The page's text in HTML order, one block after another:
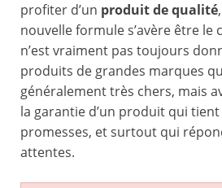
profiter d’un produit de qualité
nouvelle formule s’avère être le
n’est vraiment pas toujours
produits de grandes marques
généralement très chers, mais
la garantie d’un produit qui tient
promesses, et surtout qui
attentes.